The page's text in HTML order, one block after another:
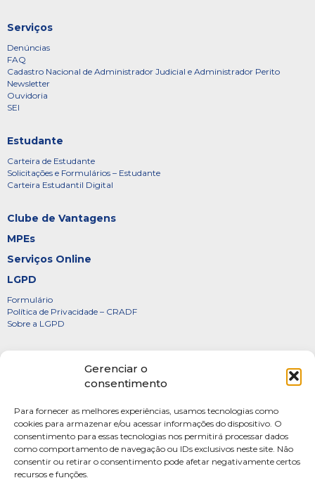
Gerenciar o
consentimento
Para fornecer as melhores experiências, usamos tecnologias como
cookies para armazenar e/ou acessar informações do dispositivo. O
consentimento para essas tecnologias nos permitirá processar dados
como comportamento de navegação ou IDs exclusivos neste site. Não
consentir ou retirar o consentimento pode afetar negativamente certos
recursos e funções.
Serviços
Denúncias
FAQ
Cadastro Nacional de Administrador Judicial e Administrador Perito
Newsletter
Ouvidoria
SEI
Estudante
Carteira de Estudante
Solicitações e Formulários – Estudante
Carteira Estudantil Digital
Clube de Vantagens
MPEs
Serviços Online
LGPD
Formulário
Política de Privacidade – CRADF
Sobre a LGPD
Diretoria
FOTOS
Webmail
Artigos